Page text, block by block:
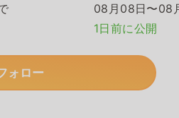
08月08日〜08
1日前に公開
ォロー